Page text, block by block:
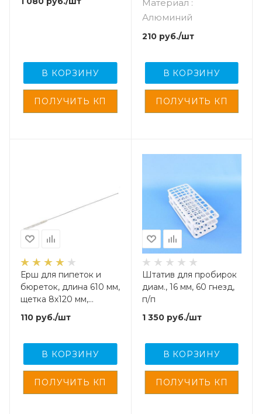
В КОРЗИНУ
Материал :
Алюминий
210руб./шт
В КОРЗИНУ
Ерш для пипеток и
бюреток, длина 610 мм,
щетка 8х120 мм,
искусственная щетина
110 руб./шт
В КОРЗИНУ
Штатив для пробирок
диам., 16 мм, 60 гнезд,
п/п
1 350руб./шт
В КОРЗИНУ